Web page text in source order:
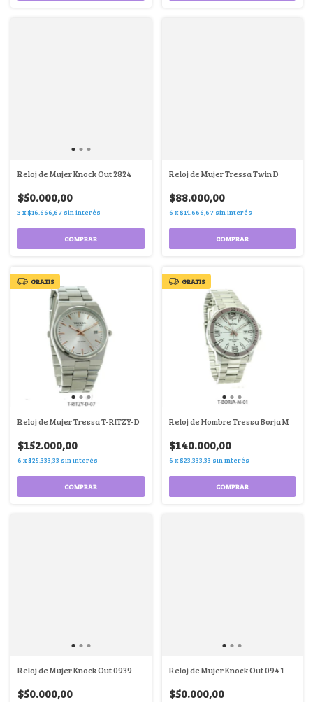
Reloj de Mujer Knock Out 2824
$50.000,00
3 x$16.666,67 sin interés
COMPRAR
Reloj de Mujer Tressa Twin D
$88.000,00
6 x$14.666,67 sin interés
COMPRAR
GRATIS
Reloj de Mujer Tressa T-RITZY-D
$152.000,00
6 x$25.333,33 sin interés
COMPRAR
GRATIS
Reloj de Hombre Tressa Borja M
$140.000,00
6 x$23.333,33 sin interés
COMPRAR
Reloj de Mujer Knock Out 0939
$50.000,00
Reloj de Mujer Knock Out 0941
$50.000,00